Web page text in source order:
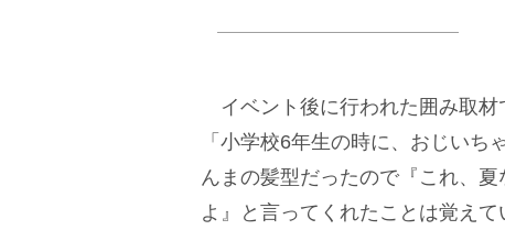
イベント後に行われた囲み取材
「小学校6年生の時に、おじいち
んまの髪型だったので『これ、
よ』と言ってくれたことは覚え